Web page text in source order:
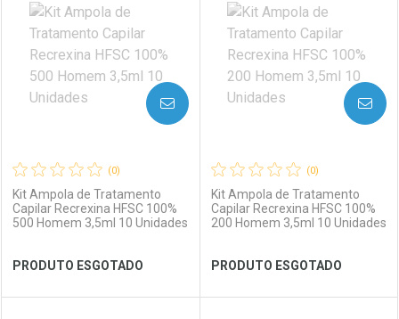
Laboratório
Ver Desconto Convênio
Por Menos Laboratório
Ver Desconto Convênio
Por Menos
(0)
Kit Ampola de Tratamento
Capilar Recrexina HFSC 100%
500 Homem 3,5ml 10 Unidades
PRODUTO ESGOTADO
AVISE-ME
(0)
Kit Ampola de Tratamento
Capilar Recrexina HFSC 100%
200 Homem 3,5ml 10 Unidades
PRODUTO ESGOTADO
AVISE-ME